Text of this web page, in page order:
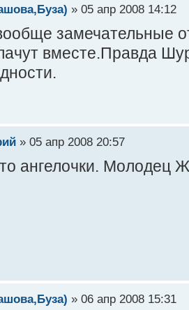
» 05 апр 2008 14:12
замечательные
вместе.Правда
» 05 апр 2008 20:57
ангелочки. Молодец
» 06 апр 2008 15:31